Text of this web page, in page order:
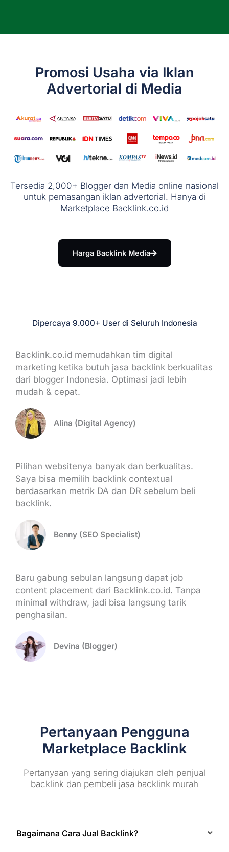
Promosi Usaha via Iklan
Advertorial di Media
Tersedia 2,000+ Blogger dan Media online nasional
untuk pemasangan iklan advertorial. Hanya di
Marketplace Backlink.co.id
Harga Backlink Media
Dipercaya 9.000+ User di Seluruh Indonesia
Backlink.co.id memudahkan tim digital
marketing ketika butuh jasa backlink berkualitas
dari blogger Indonesia. Optimasi jadi lebih
mudah & cepat.
Alina (Digital Agency)
Pilihan websitenya banyak dan berkualitas.
Saya bisa memilih backlink contextual
berdasarkan metrik DA dan DR sebelum beli
backlink.
Benny (SEO Specialist)
Baru gabung sebulan langsung dapat job
content placement dari Backlink.co.id. Tanpa
minimal withdraw, jadi bisa langsung tarik
penghasilan.
Devina (Blogger)
Pertanyaan Pengguna
Marketplace Backlink
Pertanyaan yang sering diajukan oleh penjual
backlink dan pembeli jasa backlink murah
Bagaimana Cara Jual Backlink?